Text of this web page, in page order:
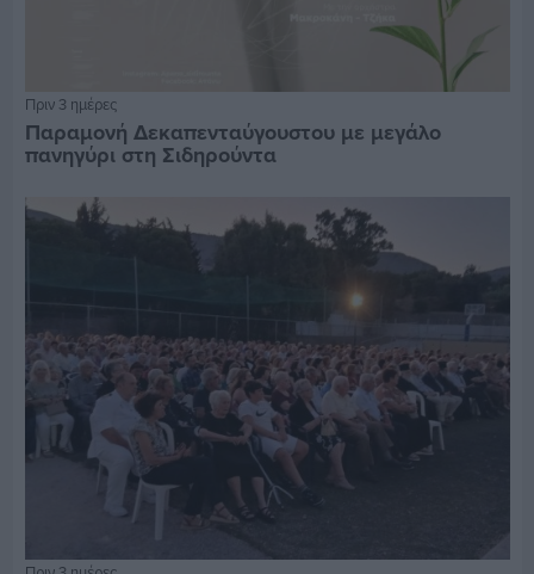
Πριν 3 ημέρες
Παραμονή Δεκαπενταύγουστου με μεγάλο
πανηγύρι στη Σιδηρούντα